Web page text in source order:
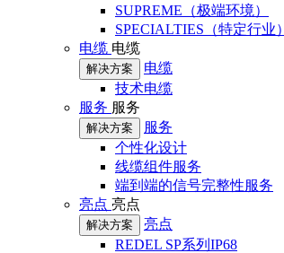
SUPREME（极端环境）
SPECIALTIES（特定行业）
电缆 电缆
解决方案
电缆
技术电缆
服务 服务
解决方案
服务
个性化设计
线缆组件服务
端到端的信号完整性服务
亮点 亮点
解决方案
亮点
REDEL SP系列IP68